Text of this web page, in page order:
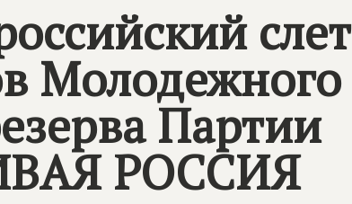
слет
Молодежного
Партии
РОССИЯ